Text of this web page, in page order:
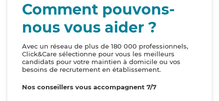
Comment pouvons-
nous vous aider ?
Avec un réseau de plus de 180 000 professionnels,
Click&Care sélectionne pour vous les meilleurs
candidats pour votre maintien à domicile ou vos
besoins de recrutement en établissement.
Nos conseillers vous accompagnent 7/7